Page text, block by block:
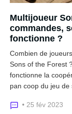
Multijoueur
commandes,
fonctionne ?
Combien de
Sons of the Forest
fonctionne la
pan coop du jeu de
• 25 fév 2023